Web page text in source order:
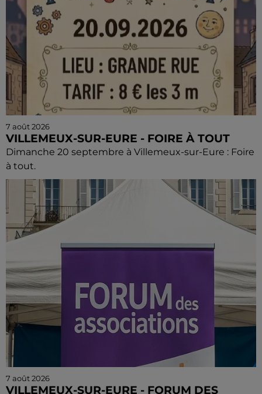
7 août 2026
VILLEMEUX-SUR-EURE - FOIRE À TOUT
Dimanche 20 septembre à Villemeux-sur-Eure : Foire
à tout.
7 août 2026
VILLEMEUX-SUR-EURE - FORUM DES